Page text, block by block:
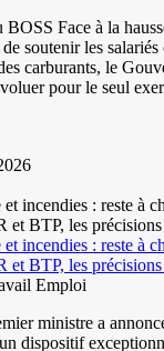
Face à la
soutenir les salariés
carburants, le
pour le seul
incendies : reste à
BTP, les
incendies : reste à
BTP, les
Emploi
ministre a
dispositif